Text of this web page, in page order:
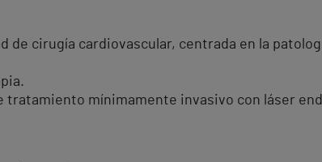
de cirugía cardiovascular, centrada en la
mínimamente invasivo con láser